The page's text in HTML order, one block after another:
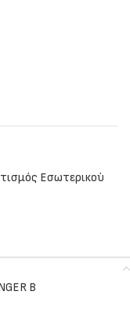
Εσωτερικού
B